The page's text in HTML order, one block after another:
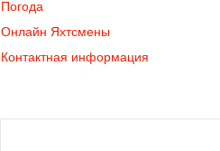
Погода
Онлайн Яхтсмены
Контактная информация